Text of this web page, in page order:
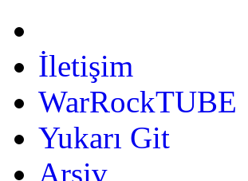
İletişim
WarRockTUBE
Yukarı Git
Arşiv